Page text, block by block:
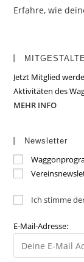
Erfahre, wie
Jetzt Mitglied
Aktivitäten des
MEHR INFO
Newsletter
Ich stimme
E-Mail-Adresse: